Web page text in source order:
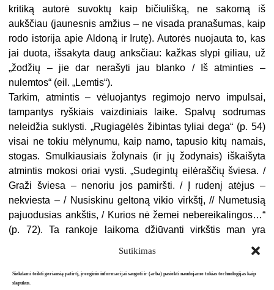
Sutikimas
Siekdami teikti geriausią patirtį, įrenginio informacijai saugoti ir (arba) pasiekti naudojame tokias technologijas kaip
slapukus.
kritiką autorė suvoktų kaip bičiulišką, ne sakomą iš
aukščiau (jaunesnis amžius – ne visada pranašumas, kaip
rodo istorija apie Aldoną ir Irutę). Autorės nuojauta to, kas
jai duota, išsakyta daug anksčiau: kažkas slypi giliau, už
„žodžių – jie dar nerašyti jau blanko / Iš atminties –
nulemtos“ (eil. „Lemtis“).
Tarkim, atmintis – vėluojantys regimojo nervo impulsai,
tampantys ryškiais vaizdiniais laike. Spalvų sodrumas
neleidžia suklysti. „Rugiagėlės žibintas tyliai dega“ (p. 54)
visai ne tokiu mėlynumu, kaip namo, tapusio kitų namais,
stogas. Smulkiausiais žolynais (ir jų žodynais) iškaišyta
atmintis mokosi oriai vysti. „Sudegintų eilėraščių šviesa. /
Graži šviesa – nenoriu jos pamiršti. / Į rudenį atėjus –
nekviesta – / Nusiskinu geltoną vikio virkštį, // Numetusią
pajuodusias ankštis, / Kurios nė žemei nebereikalingos…“
(p. 72). Ta rankoje laikoma džiūvanti virkštis man yra